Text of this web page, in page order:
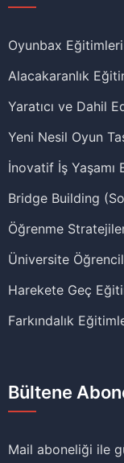
Oyunbax Eğitimleri
Alacakaranlık
Yaratıcı ve Dahil
Yeni Nesil Oyun
İnovatif İş Yaşamı
Bridge Building
Öğrenme
Üniversite
Harekete Geç
Farkındalık
Bültene
Mail aboneliği ile